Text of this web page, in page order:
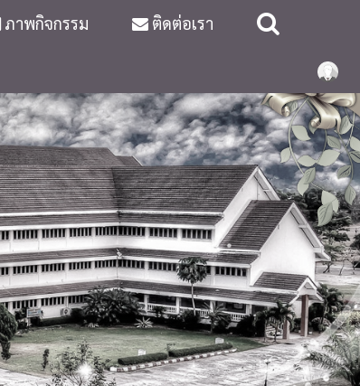
ภาพกิจกรรม ติดต่อเรา